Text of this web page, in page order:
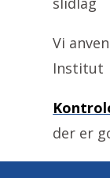
Vi
Institut
der er